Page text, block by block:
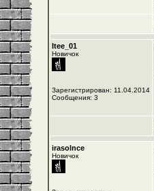
Itee_01
Новичок
Зарегистрирован: 11.04.2014
Сообщения: 3
irasolnce
Новичок